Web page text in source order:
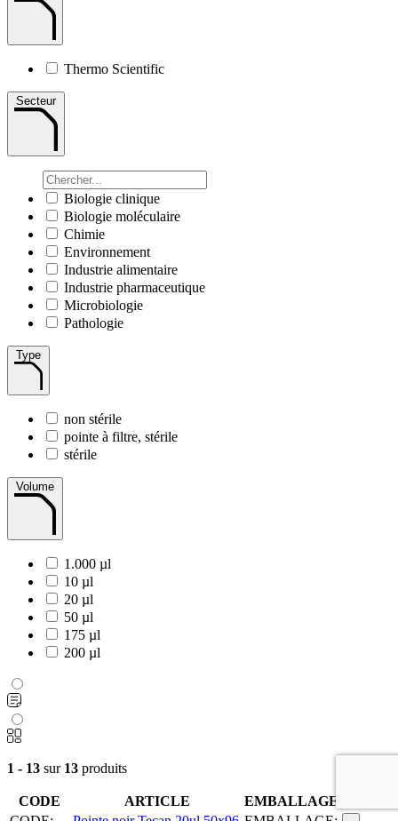
Thermo Scientific
Secteur
Biologie clinique
Biologie moléculaire
Chimie
Environnement
Industrie alimentaire
Industrie pharmaceutique
Microbiologie
Pathologie
Type
non stérile
pointe à filtre, stérile
stérile
Volume
1.000 µl
10 µl
20 µl
50 µl
175 µl
200 µl
1 - 13 sur 13 produits
CODE ARTICLE
EMBALLAGE